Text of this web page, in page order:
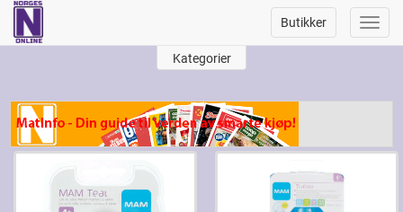
Butikker
Kategorier